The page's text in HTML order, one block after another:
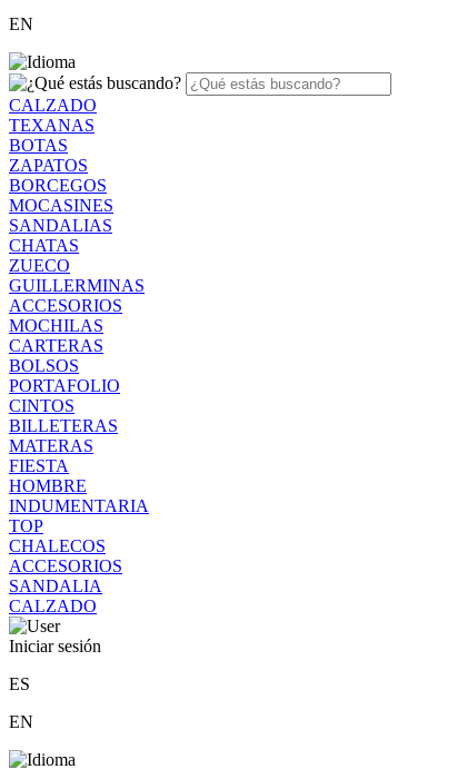
EN
CALZADO
TEXANAS
BOTAS
ZAPATOS
BORCEGOS
MOCASINES
SANDALIAS
CHATAS
ZUECO
GUILLERMINAS
ACCESORIOS
MOCHILAS
CARTERAS
BOLSOS
PORTAFOLIO
CINTOS
BILLETERAS
MATERAS
FIESTA
HOMBRE
INDUMENTARIA
TOP
CHALECOS
ACCESORIOS
SANDALIA
CALZADO
Iniciar sesión
ES
EN